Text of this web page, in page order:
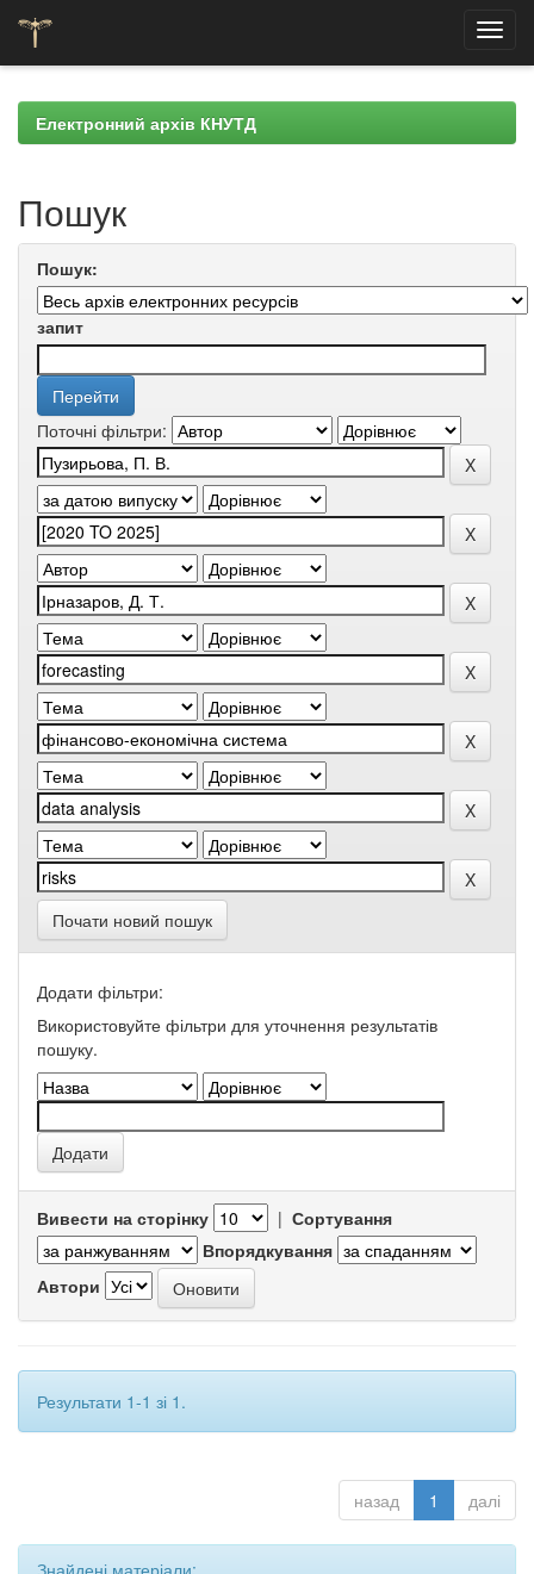
navigationЕлектронний архів КНУТД
Пошук
Пошук:
запит
Поточні фільтри:
Почати новий пошук
Додати фільтри:
Використовуйте фільтри для уточнення результатів
пошуку.
Вивести на сторінку | Сортування
Впорядкування
Автори
Результати 1-1 зі 1.
назад 1 далі
Знайдені матеріали: